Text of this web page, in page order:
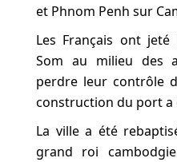
et Phnom Penh sur
Les Français ont
Som au milieu des
perdre leur contrôle
construction du port a
La ville a été
grand roi